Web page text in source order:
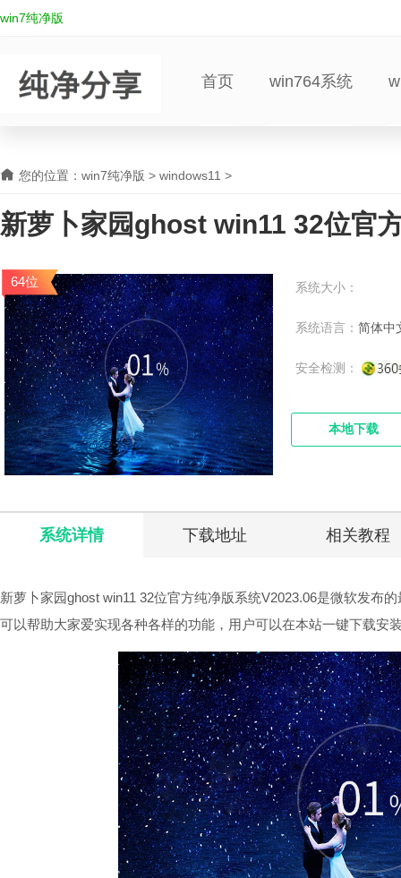
win7纯净版
首页 win764系统
您的位置： win7纯净版 > windows11 >
新萝卜家园ghost win11 32位官
64位 系统大小：
系统语言： 简体中
安全检测：
本地下载
系统详情 下载地址 相关教程
新萝卜家园ghost win11 32位官方纯净版系统V2023.06是微软发布
可以帮助大家爱实现各种各样的功能，用户可以在本站一键下载安